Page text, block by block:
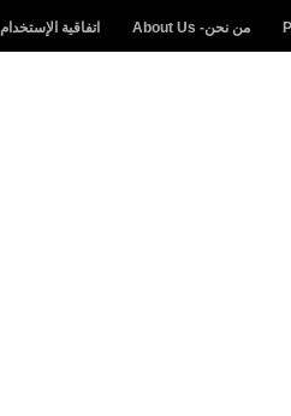
من نحن- About Us اتفاقية الإستخدام